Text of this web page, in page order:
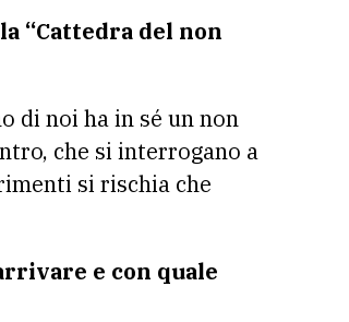
“Cattedra del non
di noi ha in sé un non
che si interrogano a
si rischia che
e con quale